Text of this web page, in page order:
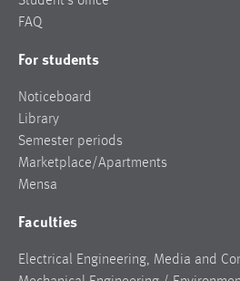
FAQ
For students
Noticeboard
Library
Semester periods
Marketplace/Apartments
Mensa
Faculties
Electrical Engineering, Media and